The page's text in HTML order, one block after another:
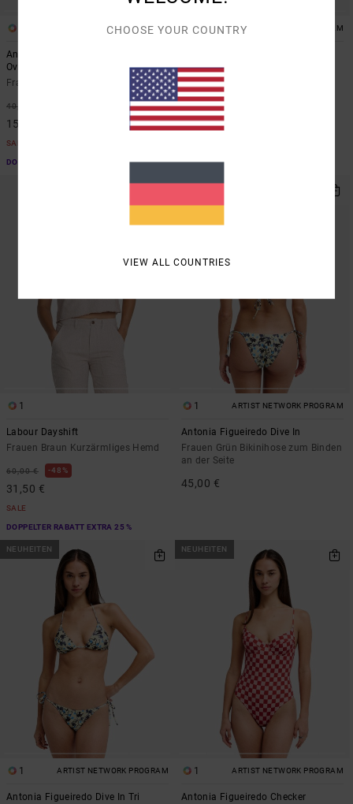
ARTIST NETWORK PROGRAM
Antonia Figueiredo Bonhomme
Oversized
Frauen Schwarz Übergroßes T-Shirt
40,00 €
15,00 €
SALE
DOPPELTER RABATT EXTRA 25 %
1 ARTIST NETWORK PROGRAM
Frauen Rot Overall mit weiten
Beinen
80,00 €
30,00 €
DOPPELTER RABATT EXTRA 25 %
1
Labour Dayshift
Frauen Braun Kurzärmliges Hemd
60,00 € 48%
31,50 €
SALE
DOPPELTER RABATT EXTRA 25 %
NEUHEITEN
1 ARTIST NETWORK PROGRAM
Antonia Figueiredo Dive In
Frauen Grün Bikinihose zum Binden
an der Seite
45,00 €
NEUHEITEN
1 ARTIST NETWORK PROGRAM
Antonia Figueiredo Dive In Tri
NEUHEITEN
1 ARTIST NETWORK PROGRAM
Antonia Figueiredo Checker
CHOOSE YOUR COUNTRY
VIEW ALL COUNTRIES